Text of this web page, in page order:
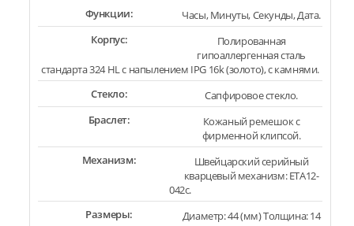
Функции:
Часы, Минуты, Секунды, Дата.
Корпус:
Полированная
гипоаллергенная сталь
стандарта 324 HL с напылением IPG 16k (золото), с камнями.
Стекло:
Сапфировое стекло.
Браслет:
Кожаный ремешок с
фирменной клипсой.
Механизм:
Швейцарский серийный
кварцевый механизм: ETA12-
042c.
Размеры:
Диаметр: 44 (мм) Толщина: 14